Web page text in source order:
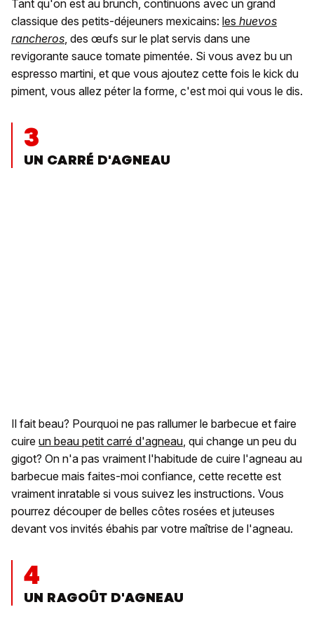
Tant qu'on est au brunch, continuons avec un grand
classique des petits-déjeuners mexicains: les huevos
rancheros, des œufs sur le plat servis dans une
revigorante sauce tomate pimentée. Si vous avez bu un
espresso martini, et que vous ajoutez cette fois le kick du
piment, vous allez péter la forme, c'est moi qui vous le dis.
3
UN CARRÉ D'AGNEAU
Il fait beau? Pourquoi ne pas rallumer le barbecue et faire
cuire un beau petit carré d'agneau, qui change un peu du
gigot? On n'a pas vraiment l'habitude de cuire l'agneau au
barbecue mais faites-moi confiance, cette recette est
vraiment inratable si vous suivez les instructions. Vous
pourrez découper de belles côtes rosées et juteuses
devant vos invités ébahis par votre maîtrise de l'agneau.
4
UN RAGOÛT D'AGNEAU